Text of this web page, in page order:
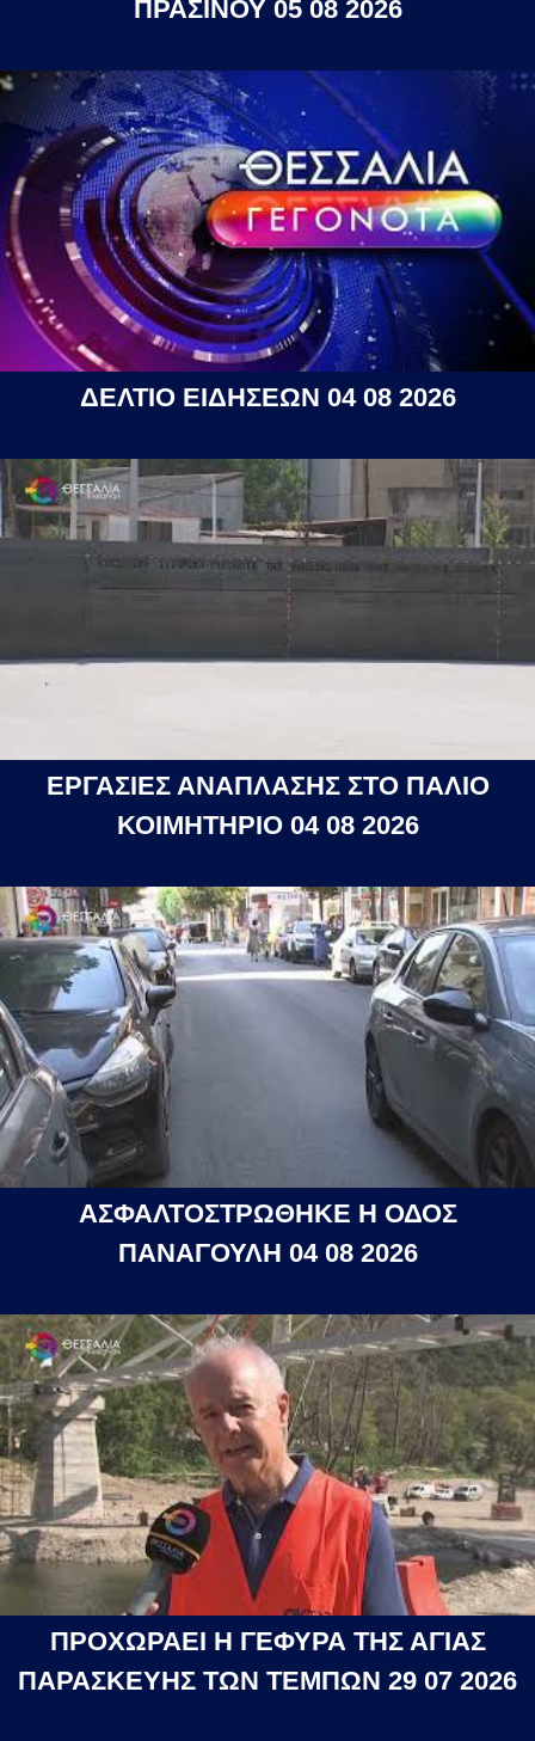
ΠΡΑΣΙΝΟΥ 05 08 2026
ΔΕΛΤΙΟ ΕΙΔΗΣΕΩΝ 04 08 2026
ΕΡΓΑΣΙΕΣ ΑΝΑΠΛΑΣΗΣ ΣΤΟ ΠΑΛΙΟ
ΚΟΙΜΗΤΗΡΙΟ 04 08 2026
ΑΣΦΑΛΤΟΣΤΡΩΘΗΚΕ Η ΟΔΟΣ
ΠΑΝΑΓΟΥΛΗ 04 08 2026
ΠΡΟΧΩΡΑΕΙ Η ΓΕΦΥΡΑ ΤΗΣ ΑΓΙΑΣ
ΠΑΡΑΣΚΕΥΗΣ ΤΩΝ ΤΕΜΠΩΝ 29 07 2026